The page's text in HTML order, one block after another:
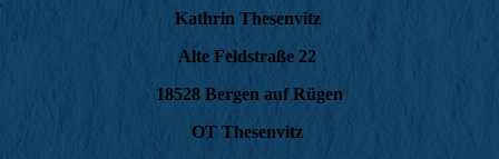
Kathrin Thesenvitz
Alte Feldstraße 22
18528 Bergen auf Rügen
OT Thesenvitz